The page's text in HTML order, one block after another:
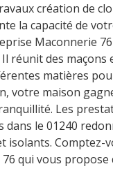
création de
la capacité de
Maconnerie
Il réunit des
matières
votre maison
Les
dans le 01240
isolants. Comptez-
qui vous